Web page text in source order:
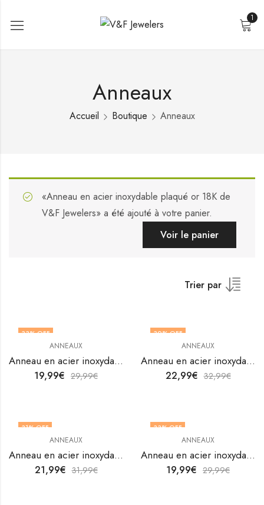
1
Anneaux
Accueil Boutique Anneaux
«Anneau en acier inoxydable plaqué or 18K de
V&F Jewelers» a été ajouté à votre panier.
Voir le panier
Trier par
33% OFF
OUT OF STOCK
ANNEAUX
Anneau en acier inoxydable plaqué or 18K de V&F Jewelers
19,99€ 29,99€
30% OFF
ANNEAUX
Anneau en acier inoxydable plaqué or 18K de V&F Jewelers
22,99€ 32,99€
31% OFF
ANNEAUX
Anneau en acier inoxydable plaqué or 18K de V&F Jewelers
21,99€ 31,99€
33% OFF
ANNEAUX
Anneau en acier inoxydable plaqué or 18K de V&F Jewelers
19,99€ 29,99€